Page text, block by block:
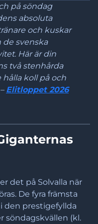
på söndag
absoluta
och kuskar
de svenska
Här är din
två stenhårda
koll på och
Elitloppet 2026
det på Solvalla när
De fyra främsta
den prestigefyllda
söndagskvällen (kl.